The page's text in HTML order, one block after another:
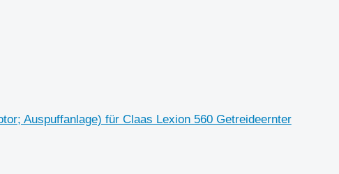
Auspuffanlage) für Claas Lexion 560 Getreideernter